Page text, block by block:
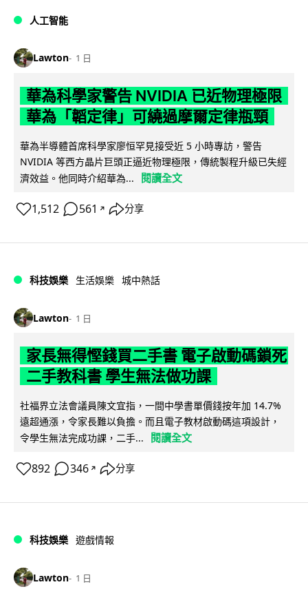
人工智能
Lawton 1 日
華為科學家警告 NVIDIA 已近物理極限
華為「韜定律」可繞過摩爾定律瓶頸
華為半導體首席科學家廖恒罕見接受近 5 小時專訪，警告
NVIDIA 等西方晶片巨頭正逼近物理極限，傳統製程升級已失經
濟效益。他同時介紹華為...
閱讀全文
1,512 561 ↗ 分享
科技娛樂 生活娛樂 城中熱話
Lawton 1 日
家長無得慳錢買二手書 電子啟動碼鎖死
二手教科書 學生無法做功課
社福界立法會議員陳文宜指，一間中學書單價錢按年加 14.7%
遠超通漲，令家長難以負擔。而且電子教材啟動碼這項設計，
令學生無法完成功課，二手...
閱讀全文
892 346 ↗ 分享
科技娛樂 遊戲情報
Lawton 1 日